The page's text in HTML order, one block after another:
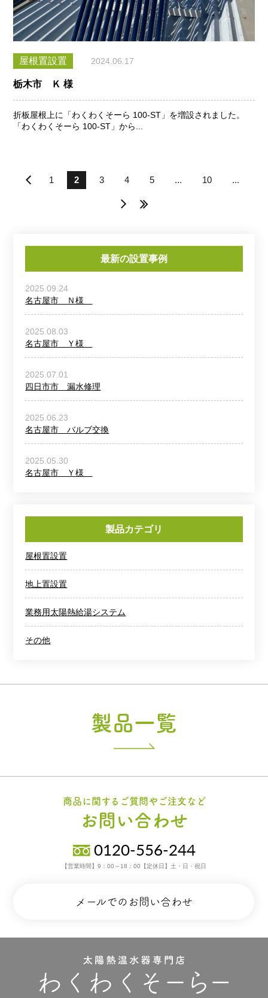
屋根置設置 2024.06.17
栃木市 Ｋ 様
折板屋根上に「わくわくそーら 100-ST」を増設されました。
「わくわくそーら 100-ST」から...
« 1 2 3 4 5 ... 10 ...
» »
最新の設置事例
2025.09.24
名古屋市 Ｎ様
2025.08.03
名古屋市 Ｙ様
2025.07.01
四日市市 漏水修理
2025.06.23
名古屋市 バルブ交換
2025.05.30
名古屋市 Ｙ様
製品カテゴリ
屋根置設置
地上置設置
業務用太陽熱給湯システム
その他
製品一覧
商品に関するご質問やご注文など
お問い合わせ
0120-556-244
【営業時間】9：00～18：00【定休日】土・日・祝日
メールでのお問い合わせ